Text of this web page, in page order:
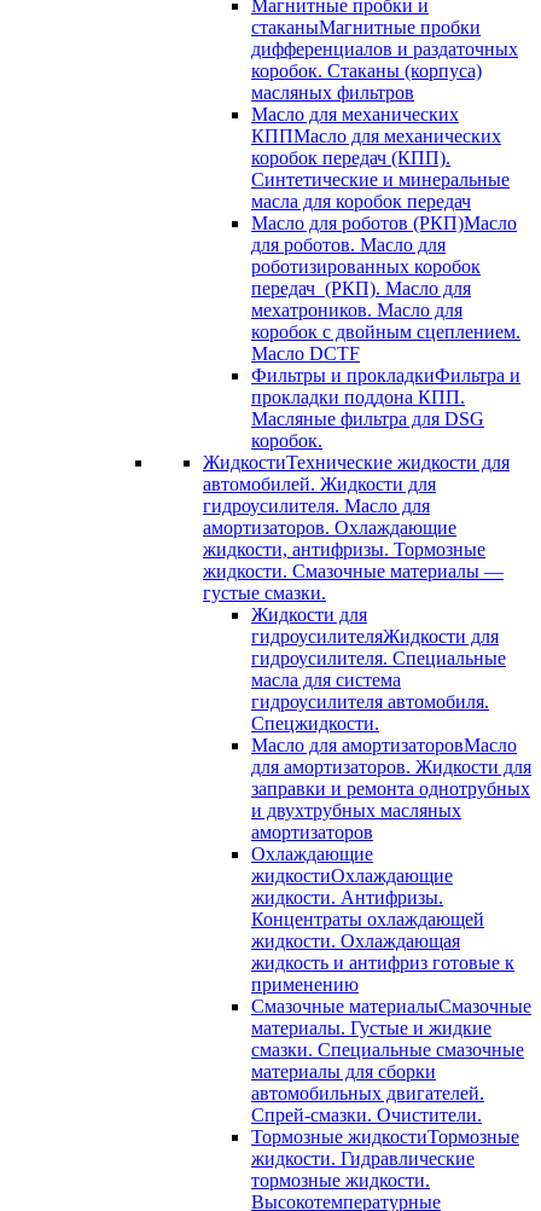
Магнитные пробки и
стаканыМагнитные пробки
дифференциалов и раздаточных
коробок. Стаканы (корпуса)
масляных фильтров
Масло для механических
КППМасло для механических
коробок передач (КПП).
Синтетические и минеральные
масла для коробок передач
Масло для роботов (РКП)Масло
для роботов. Масло для
роботизированных коробок
передач (РКП). Масло для
мехатроников. Масло для
коробок с двойным сцеплением.
Масло DCTF
Фильтры и прокладкиФильтра и
прокладки поддона КПП.
Масляные фильтра для DSG
коробок.
ЖидкостиТехнические жидкости для
автомобилей. Жидкости для
гидроусилителя. Масло для
амортизаторов. Охлаждающие
жидкости, антифризы. Тормозные
жидкости. Смазочные материалы —
густые смазки.
Жидкости для
гидроусилителяЖидкости для
гидроусилителя. Специальные
масла для система
гидроусилителя автомобиля.
Спецжидкости.
Масло для амортизаторовМасло
для амортизаторов. Жидкости для
заправки и ремонта однотрубных
и двухтрубных масляных
амортизаторов
Охлаждающие
жидкостиОхлаждающие
жидкости. Антифризы.
Концентраты охлаждающей
жидкости. Охлаждающая
жидкость и антифриз готовые к
применению
Смазочные материалыСмазочные
материалы. Густые и жидкие
смазки. Специальные смазочные
материалы для сборки
автомобильных двигателей.
Спрей-смазки. Очистители.
Тормозные жидкостиТормозные
жидкости. Гидравлические
тормозные жидкости.
Высокотемпературные